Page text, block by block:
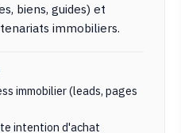
biens, guides) et
immobiliers.
immobilier (leads, pages
intention d'achat